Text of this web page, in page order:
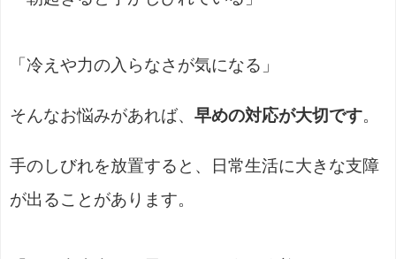
「冷えや力の入らなさが気になる」
そんなお悩みがあれば、 早めの対応が大切です。
手のしびれを放置すると、日常生活に大きな支障
が出ることがあります。